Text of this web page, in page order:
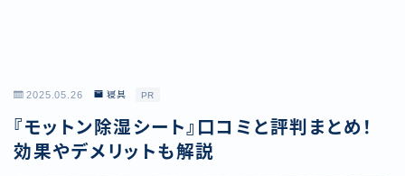
2025.05.26 寝具 PR
『モットン除湿シート』口コミと評判まとめ！
効果やデメリットも解説